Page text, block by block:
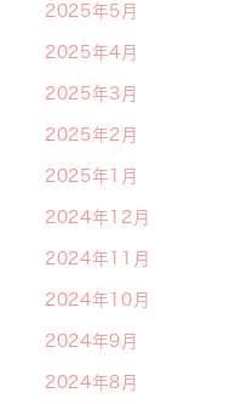
2025年5月
2025年4月
2025年3月
2025年2月
2025年1月
2024年12月
2024年11月
2024年10月
2024年9月
2024年8月